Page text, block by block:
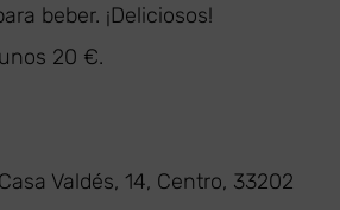
beber. ¡Deliciosos!
20 €.
Valdés, 14, Centro, 33202